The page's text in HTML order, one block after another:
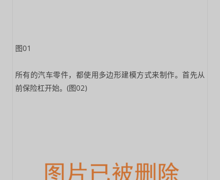
图01
所有的汽车零件，都使用多边形建模方式来制作。首先从
前保险杠开始。(图02)